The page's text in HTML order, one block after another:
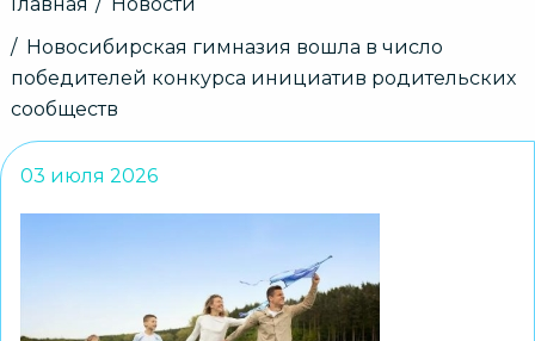
Новосибирская гимназия вошла в число
победителей конкурса инициатив родительских
сообществ
03 июля 2026